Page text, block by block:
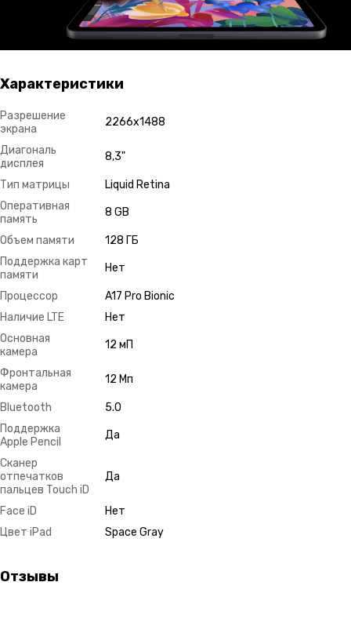
Характеристики
Разрешение
экрана
2266x1488
Диагональ
дисплея
8,3"
Тип матрицы
Liquid Retina
Оперативная
память
8 GB
Объем памяти
128 ГБ
Поддержка карт
памяти
Нет
Процессор
A17 Pro Bionic
Наличие LTE
Нет
Основная
камера
12 мП
Фронтальная
камера
12 Мп
Bluetooth
5.0
Поддержка
Apple Pencil
Да
Сканер
отпечатков
пальцев Touch iD
Да
Face iD
Нет
Цвет iPad
Space Gray
Отзывы